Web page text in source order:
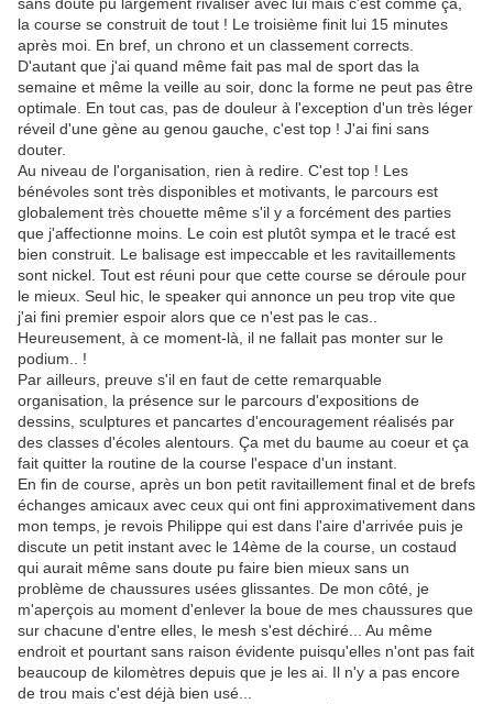
la course se construit de tout ! Le troisième finit lui 15 minutes
après moi. En bref, un chrono et un classement corrects.
D'autant que j'ai quand même fait pas mal de sport das la
semaine et même la veille au soir, donc la forme ne peut pas être
optimale. En tout cas, pas de douleur à l'exception d'un très léger
réveil d'une gène au genou gauche, c'est top ! J'ai fini sans
douter.
Au niveau de l'organisation, rien à redire. C'est top ! Les
bénévoles sont très disponibles et motivants, le parcours est
globalement très chouette même s'il y a forcément des parties
que j'affectionne moins. Le coin est plutôt sympa et le tracé est
bien construit. Le balisage est impeccable et les ravitaillements
sont nickel. Tout est réuni pour que cette course se déroule pour
le mieux. Seul hic, le speaker qui annonce un peu trop vite que
j'ai fini premier espoir alors que ce n'est pas le cas..
Heureusement, à ce moment-là, il ne fallait pas monter sur le
podium.. !
Par ailleurs, preuve s'il en faut de cette remarquable
organisation, la présence sur le parcours d'expositions de
dessins, sculptures et pancartes d'encouragement réalisés par
des classes d'écoles alentours. Ça met du baume au coeur et ça
fait quitter la routine de la course l'espace d'un instant.
En fin de course, après un bon petit ravitaillement final et de brefs
échanges amicaux avec ceux qui ont fini approximativement dans
mon temps, je revois Philippe qui est dans l'aire d'arrivée puis je
discute un petit instant avec le 14ème de la course, un costaud
qui aurait même sans doute pu faire bien mieux sans un
problème de chaussures usées glissantes. De mon côté, je
m'aperçois au moment d'enlever la boue de mes chaussures que
sur chacune d'entre elles, le mesh s'est déchiré... Au même
endroit et pourtant sans raison évidente puisqu'elles n'ont pas fait
beaucoup de kilomètres depuis que je les ai. Il n'y a pas encore
de trou mais c'est déjà bien usé...